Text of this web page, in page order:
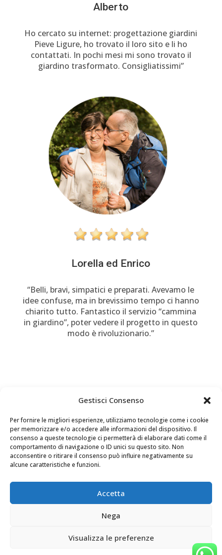
Gestisci Consenso
Per fornire le migliori esperienze, utilizziamo tecnologie come i cookie
per memorizzare e/o accedere alle informazioni del dispositivo. Il
consenso a queste tecnologie ci permetterà di elaborare dati come il
comportamento di navigazione o ID unici su questo sito. Non
acconsentire o ritirare il consenso può influire negativamente su
alcune caratteristiche e funzioni.
Accetta
Nega
Visualizza le preferenze
Alberto
Ho cercato su internet: progettazione giardini
Pieve Ligure, ho trovato il loro sito e li ho
contattati. In pochi mesi mi sono trovato il
giardino trasformato. Consigliatissimi”
Lorella ed Enrico
“Belli, bravi, simpatici e preparati. Avevamo le
idee confuse, ma in brevissimo tempo ci hanno
chiarito tutto. Fantastico il servizio “cammina
in giardino”, poter vedere il progetto in questo
modo è rivoluzionario.”
Andrea Telefono P.IVA 02453790996 - Andrea